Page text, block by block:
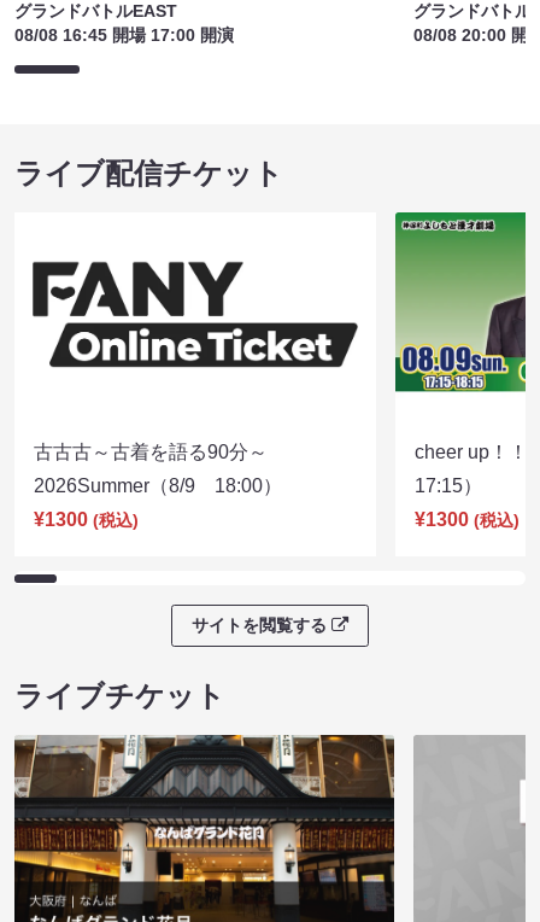
グランドバトルEAST
08/08 16:45 開場 17:00 開演
グランドバトル
08/08 20:00 開
ライブ配信チケット
古古古～古着を語る90分～
2026Summer（8/9 18:00）
¥1300 (税込)
cheer up！
17:15）
¥1300 (税込)
サイトを閲覧する
ライブチケット